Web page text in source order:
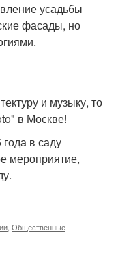
усадьбы
фасады, но
и музыку, то
в Москве!
в саду
мероприятие,
Общественные